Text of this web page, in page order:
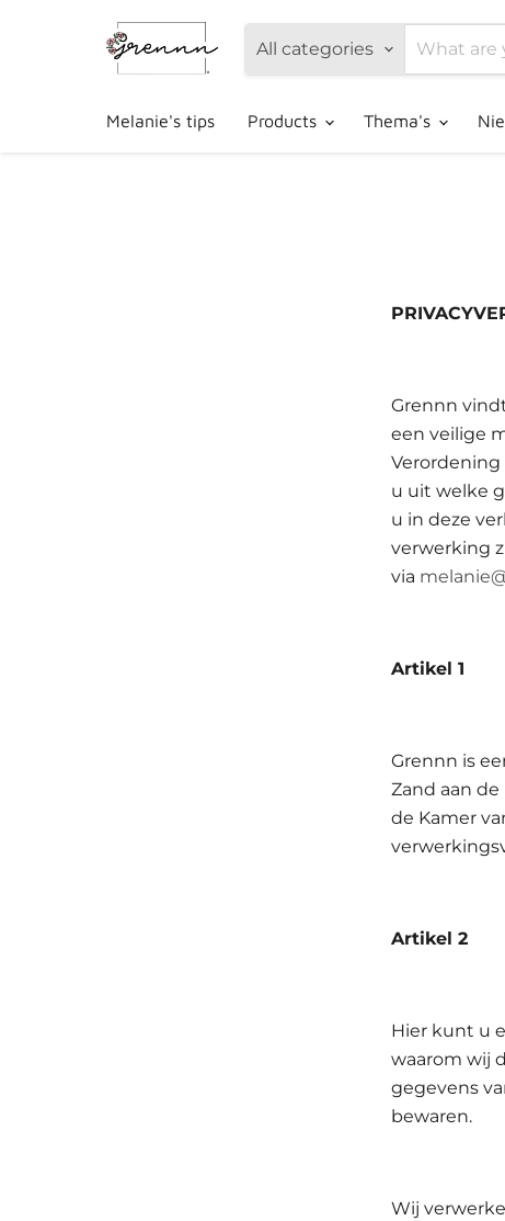
All categories
Melanie's tips Products Thema's
Grennn
een veilige
Verordening
u uit welke
u in deze
verwerking
via
Artikel
Grennn is
Zand aan
de Kamer
Artikel 2
Hier kunt u
waarom wij
gegevens
bewaren.
Wij